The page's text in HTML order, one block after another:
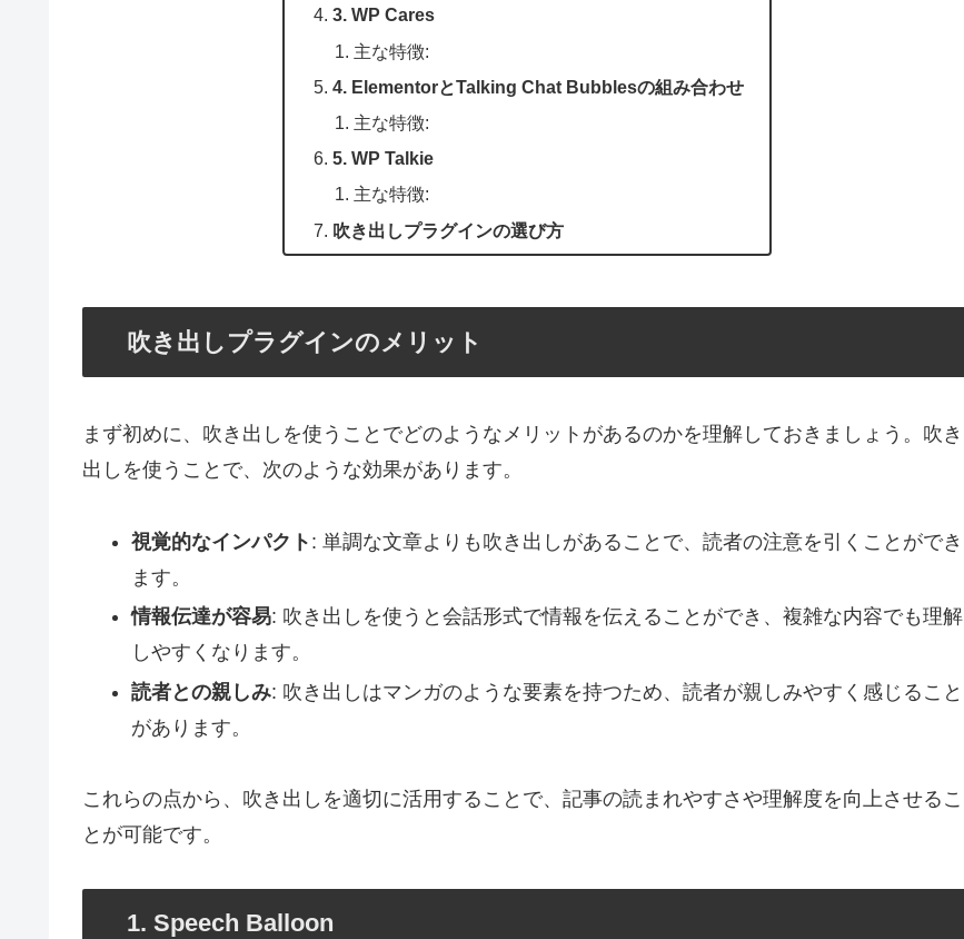
3. WP Cares
主な特徴:
4. ElementorとTalking Chat Bubblesの組み合わせ
主な特徴:
5. WP Talkie
主な特徴:
吹き出しプラグインの選び方
吹き出しプラグインのメリット
まず初めに、吹き出しを使うことでどのようなメリットがあるのかを理解しておきましょう。吹き
出しを使うことで、次のような効果があります。
視覚的なインパクト : 単調な文章よりも吹き出しがあることで、読者の注意を引くことができ
ます。
情報伝達が容易: 吹き出しを使うと会話形式で情報を伝えることができ、複雑な内容でも理解
しやすくなります。
読者との親しみ: 吹き出しはマンガのような要素を持つため、読者が親しみやすく感じること
があります。
これらの点から、吹き出しを適切に活用することで、記事の読まれやすさや理解度を向上させるこ
とが可能です。
1. Speech Balloon